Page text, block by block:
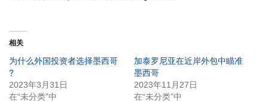
相关
为什么外国投资者选择墨西哥
?
2023年3月31日
在“未分类”中
加泰罗尼亚在近岸外包中瞄准
墨西哥
2023年11月27日
在“未分类”中